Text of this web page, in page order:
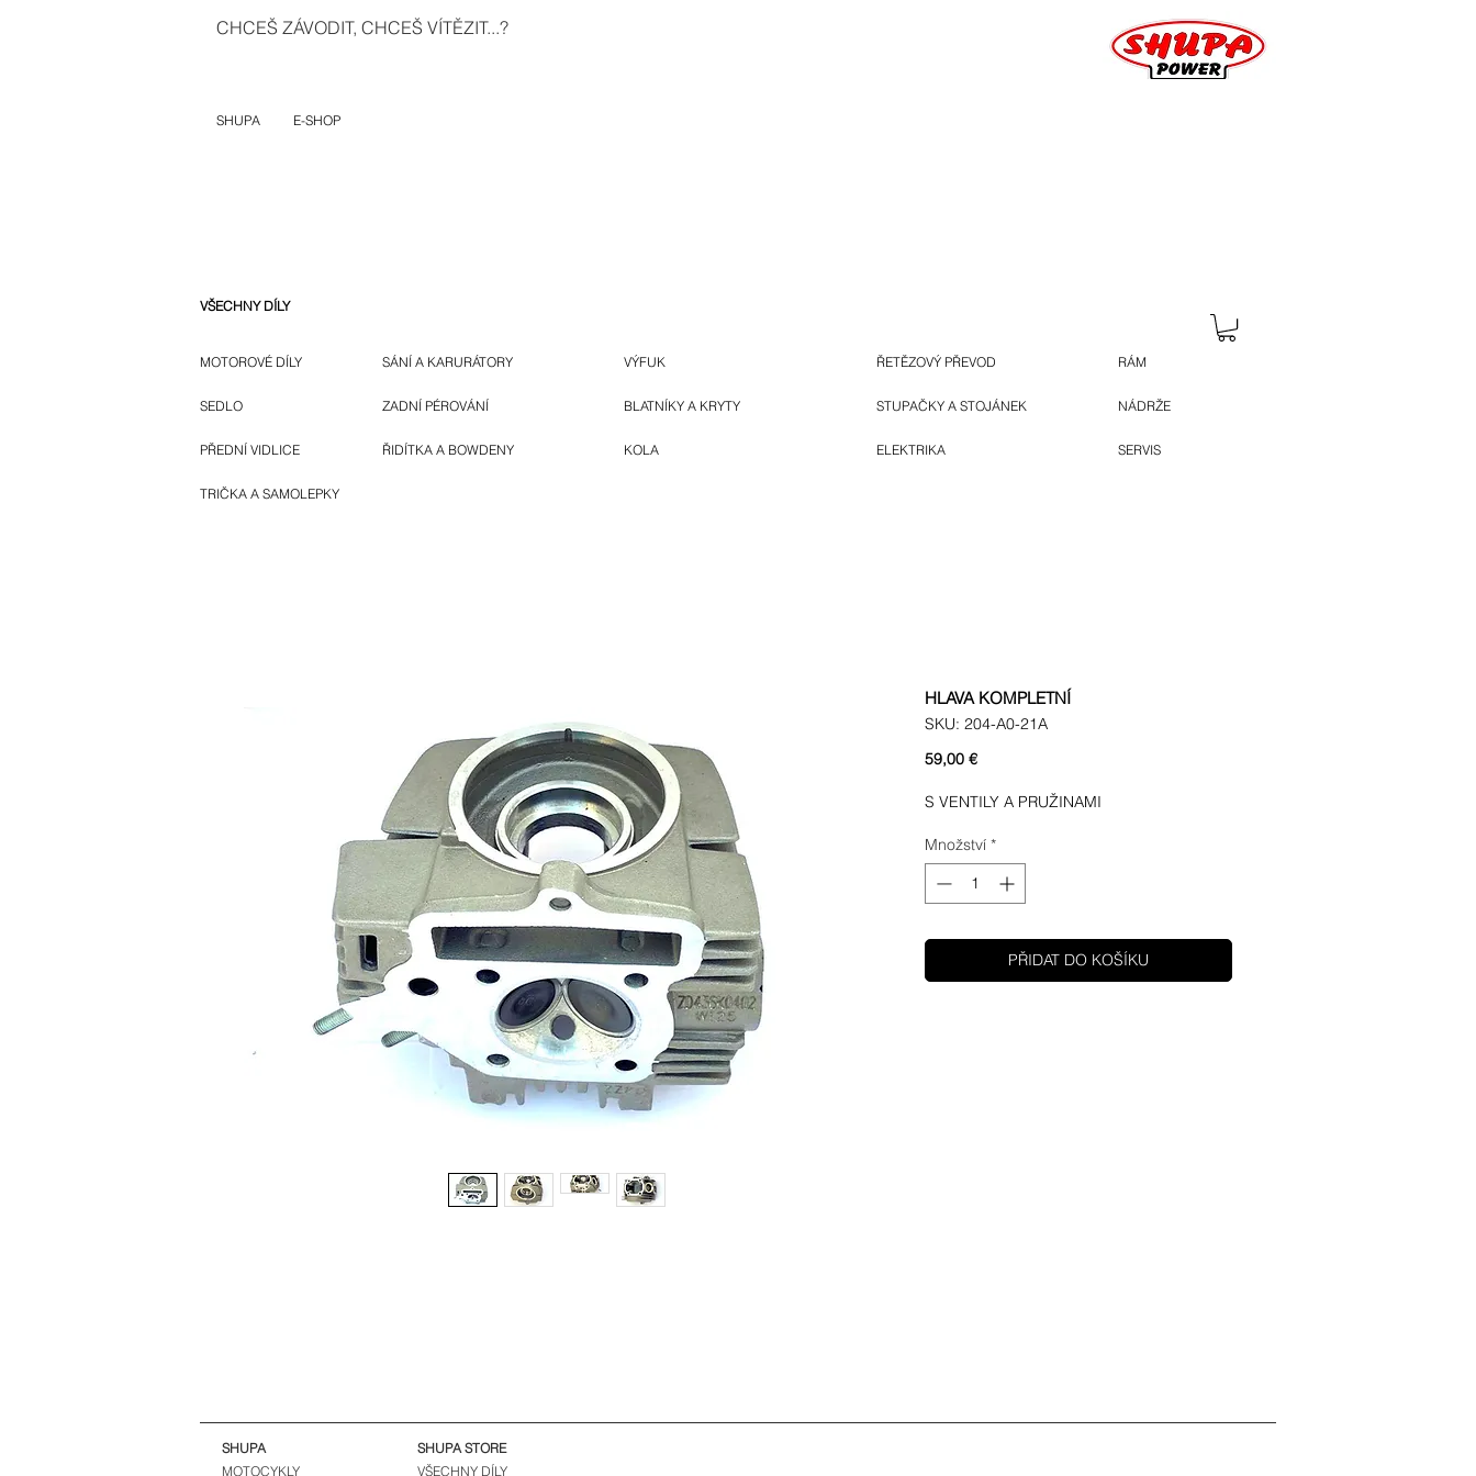
CHCEŠ ZÁVODIT, CHCEŠ VÍTĚZIT...?
SHUPA E-SHOP
VŠECHNY DÍLY
MOTOROVÉ DÍLY
SEDLO
PŘEDNÍ VIDLICE
SÁNÍ A KARURÁTORY
ZADNÍ PÉROVÁNÍ
ŘIDÍTKA A BOWDENY
VÝFUK
BLATNÍKY A KRYTY
KOLA
ŘETĚZOVÝ PŘEVOD
STUPAČKY A STOJÁNEK
ELEKTRIKA
RÁM
NÁDRŽE
SERVIS
TRIČKA A SAMOLEPKY
HLAVA KOMPLETNÍ
SKU: 204-A0-21A
59,00 €Cena
S VENTILY A PRUŽINAMI
Množství *
PŘIDAT DO KOŠÍKU
SHUPA
MOTOCYKLY
SHUPA STORE
VŠECHNY DÍLY